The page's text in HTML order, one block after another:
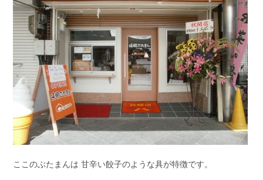
ここのぶたまんは 甘辛い餃子のような具が特徴です。